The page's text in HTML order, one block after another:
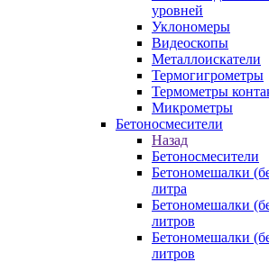
уровней
Уклономеры
Видеоскопы
Металлоискатели
Термогигрометры
Термометры
Микрометры
Бетоносмесители
Назад
Бетоносмесители
Бетономешалки
литра
Бетономешалки
литров
Бетономешалки
литров